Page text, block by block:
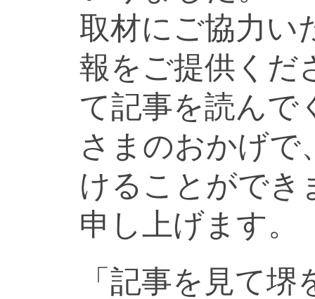
取材にご協力い
報をご提供くだ
て記事を読んで
さまのおかげで
けることができ
申し上げます。
「記事を見て